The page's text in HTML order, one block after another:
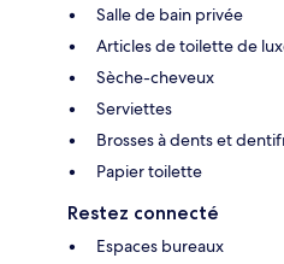
Salle de bain privée
Articles de toilette de
Sèche-cheveux
Serviettes
Brosses à dents et
Papier toilette
Restez connecté
Espaces bureaux